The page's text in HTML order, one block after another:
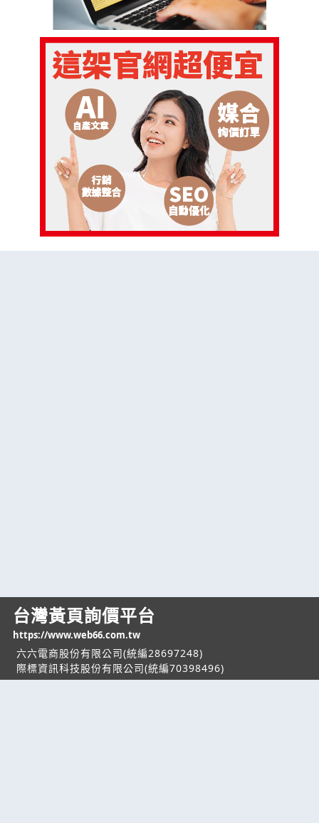
台灣黃頁詢價平台
https://www.web66.com.tw
六六電商股份有限公司(統編28697248)
際標資訊科技股份有限公司(統編70398496)